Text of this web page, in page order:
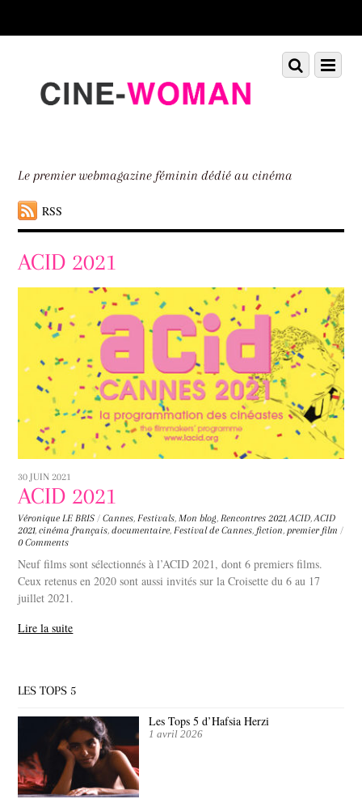
down
Le premier webmagazine féminin dédié au cinéma
RSS
Menu
Scroll
down
ACID 2021
30 JUIN 2021
ACID 2021
Véronique LE BRIS / Cannes, Festivals, Mon blog, Rencontres 2021,ACID,ACID
2021,cinéma français,documentaire, Festival de Cannes, fiction, premier film /
0 Comments
Neuf films sont sélectionnés à l’ACID 2021, dont 6 premiers films.
Ceux retenus en 2020 sont aussi invités sur la Croisette du 6 au 17
juillet 2021.
Lire la suite
LES TOPS 5
Les Tops 5 d’Hafsia Herzi
1 avril 2026